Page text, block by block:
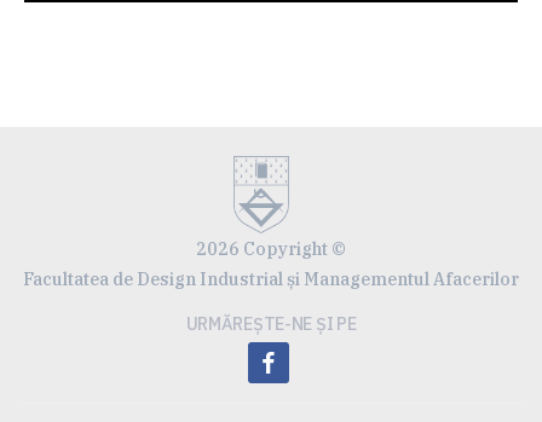
2026 Copyright ©
Facultatea de Design Industrial și Managementul Afacerilor
URMĂREȘTE-NE ȘI PE